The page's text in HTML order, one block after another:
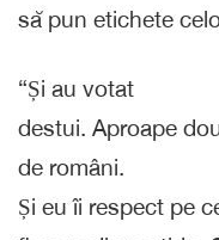
să pun etichete
“Și au votat
destui. Aproape
de români.
Și eu îi respect pe